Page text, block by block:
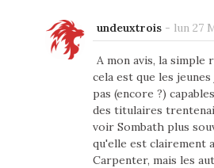
undeuxtrois- lun 27
A mon avis, la simple
cela est que les
pas (encore ?)
des titulaires
voir Sombath plus
qu'elle est clairement
Carpenter, mais les